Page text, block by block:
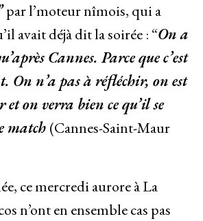
par l’moteur nîmois, qui a
avait déjà dit la soirée : “On a
Cannes. Parce que c’est
On n’a pas à réfléchir, on est
et on verra bien ce qu’il se
match (Cannes-Saint-Maur
ce mercredi aurore à La
n’ont en ensemble cas pas